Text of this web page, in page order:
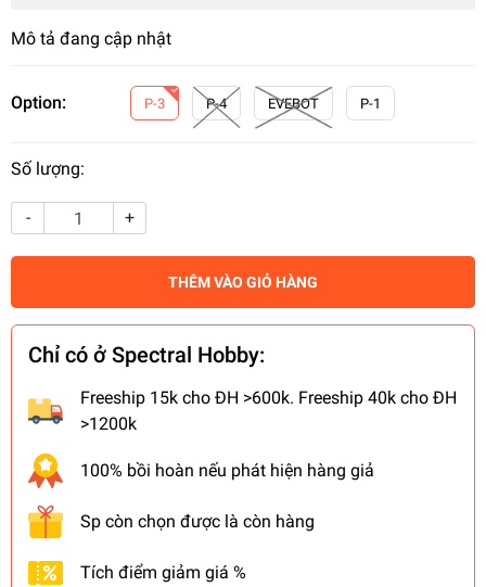
Mô tả đang cập nhật
Option: P-3 P-4 EVEBOT P-1
Số lượng:
- +
THÊM VÀO GIỎ HÀNG
Chỉ có ở Spectral Hobby:
Freeship 15k cho ĐH >600k. Freeship 40k cho ĐH
>1200k
100% bồi hoàn nếu phát hiện hàng giả
Sp còn chọn được là còn hàng
Tích điểm giảm giá %